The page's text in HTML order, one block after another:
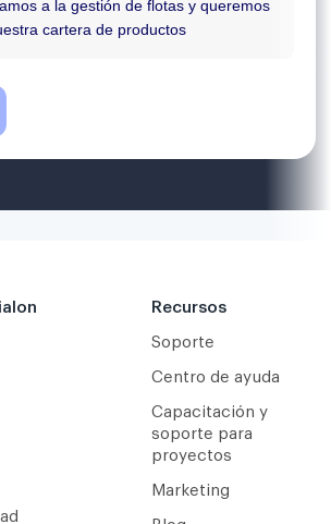
Recursos
Soporte
Centro de ayuda
Capacitación y
soporte para
proyectos
Marketing